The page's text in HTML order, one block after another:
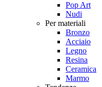
Pop Art
Nudi
Per materiali
Bronzo
Acciaio
Legno
Resina
Ceramica
Marmo